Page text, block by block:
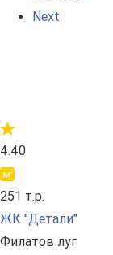
Next
4.40
251 т.р.
ЖК "Детали"
Филатов луг